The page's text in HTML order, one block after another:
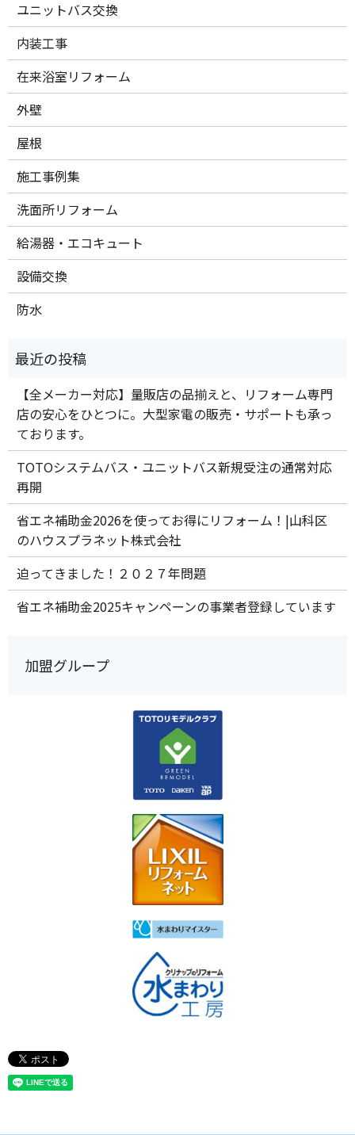
ユニットバス交換
内装工事
在来浴室リフォーム
外壁
屋根
施工事例集
洗面所リフォーム
給湯器・エコキュート
設備交換
防水
【全メーカー対応】量販店の品揃えと、リフォーム専門
店の安心をひとつに。大型家電の販売・サポートも承っ
ております。
TOTOシステムバス・ユニットバス新規受注の通常対応
再開
省エネ補助金2026を使ってお得にリフォーム！|山科区
のハウスプラネット株式会社
迫ってきました！２０２７年問題
省エネ補助金2025キャンペーンの事業者登録しています
加盟グループ